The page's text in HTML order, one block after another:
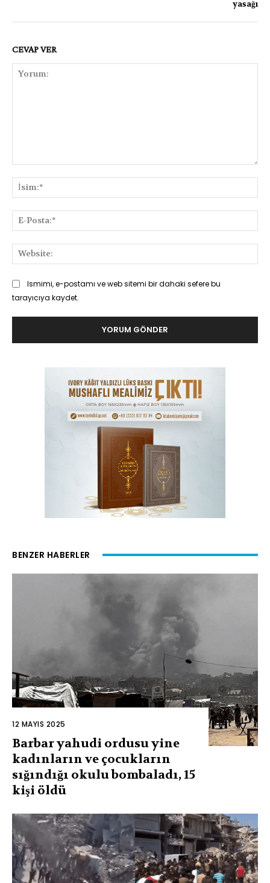
yasağı
CEVAP VER
Ismimi, e-postamı ve web sitemi bir dahaki sefere bu
tarayıcıya kaydet.
BENZER HABERLER
12 MAYIS 2025
Barbar yahudi ordusu yine
kadınların ve çocukların
sığındığı okulu bombaladı, 15
kişi öldü